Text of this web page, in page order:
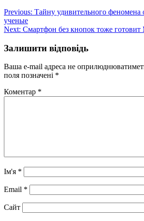
Навігація
записів
Previous: Тайну удивительного феномена
ученые
Next: Смартфон без кнопок тоже готовит
Залишити відповідь
Ваша e-mail адреса не
поля позначені *
Коментар *
Ім'я *
Email *
Сайт